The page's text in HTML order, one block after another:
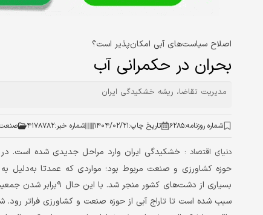
اصلاح سیاست‌های آبی امکان‌پذیر است؟
بحران در حکمرانی آب
مدیریت تقاضا، ريشه خشکيدگي ايران
شماره روزنامه:۶۲۸۵ تاریخ چاپ:۱۴۰۴/۰۲/۲۱ شماره خبر:۴۱۷۸۷۸۲
دنیای اقتصاد : خشکیدگی ایران وارد مراحل جدیدی شده است.
حوزه کشاورزی و صنعت مربوط بود؛ مواردی که عمدتا به‌دلیل
بسیاری از دشت‌های
سبب شده است تا تاراج آبی از حوزه صنعت و کشاورزی فراتر